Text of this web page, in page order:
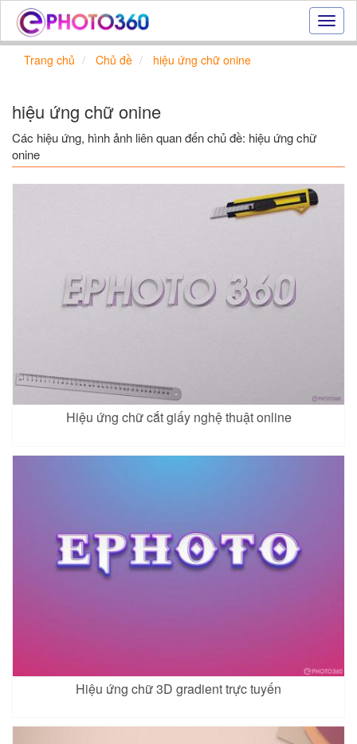
Hiệu
ứng
tuyến,
tạo
Trang chủ Chủ đề hiệu ứng chữ onine
hiệu ứng chữ onine
Các hiệu ứng, hình ảnh liên quan đến chủ đề: hiệu ứng chữ
onine
Hiệu ứng chữ cắt giấy nghệ thuật online
Hiệu ứng chữ 3D gradient trực tuyến